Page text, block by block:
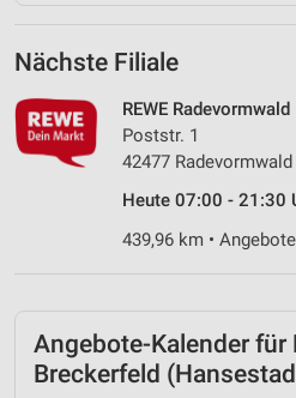
Nächste Filiale
REWE Radevormwald
Poststr. 1
42477 Radevormwald
Heute 07:00 - 21:30
439,96 km •
Angebote-Kalender für
Breckerfeld